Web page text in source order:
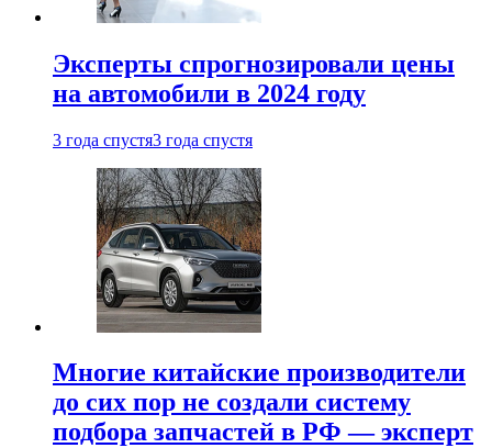
Эксперты спрогнозировали цены
на автомобили в 2024 году
3 года спустя3 года спустя
Многие китайские производители
до сих пор не создали систему
подбора запчастей в РФ — эксперт